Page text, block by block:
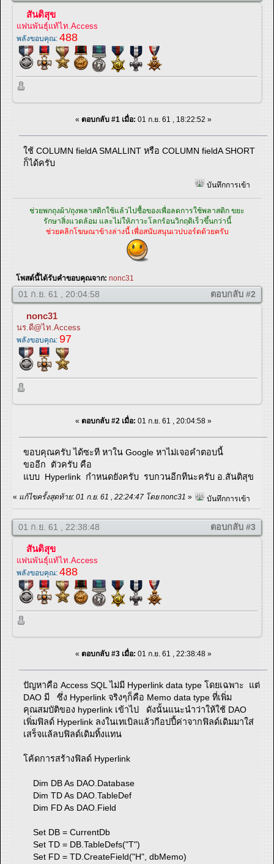
สันติสุข
แฟนพันธุ์แท้ไท.Access
พลังขอบคุณ: 488
« ตอบกลับ #1 เมื่อ: 01 ก.ย. 61 , 18:22:52 »
ใช้ COLUMN fieldA SMALLINT หรือ COLUMN fieldA SHORT
ก็ได้ครับ
บันทึกการเข้า
ช่วยพกถุงผ้า/ถุงพลาสติกใช้แล้วไปซื้อของเพื่อลดการใช้พลาสติก ขยะ
รักษาสิ่งแวดล้อม และไม่ให้ภาวะโลกร้อนวิกฤติเร็วขึ้นกว่านี้
ช่วยคลิกโฆษณาข้างล่างนี้ เพื่อสนับสนุนเวปบอร์ดด้วยครับ
โพสต์นี้ได้รับคำขอบคุณจาก: nonc31
01 ก.ย. 61 , 20:04:58 ตอบกลับ #2
nonc31
นร.ดี@ไท.Access
พลังขอบคุณ: 97
« ตอบกลับ #2 เมื่อ: 01 ก.ย. 61 , 20:04:58 »
ขอบคุณครับ ได้ซะที หาใน Google หาไม่เจอคำตอบนี้
ขออีก ตัวครับ คือ
แบบ Hyperlink กำหนดยังครับ รบกวนอีกทีนะครับ อ.สันติสุข
« แก้ไขครั้งสุดท้าย: 01 ก.ย. 61 , 22:24:47 โดย nonc31 » บันทึกการเข้า
01 ก.ย. 61 , 22:38:48 ตอบกลับ #3
สันติสุข
แฟนพันธุ์แท้ไท.Access
พลังขอบคุณ: 488
« ตอบกลับ #3 เมื่อ: 01 ก.ย. 61 , 22:38:48 »
ปัญหาคือ Access SQL ไม่มี Hyperlink data type โดยเฉพาะ แต่
DAO มี ซึ่ง Hyperlink จริงๆก็คือ Memo data type ที่เพิ่ม
คุณสมบัติของ hyperlink เข้าไป ดังนั้นแนะนำว่าให้ใช้ DAO
เพิ่มฟิลด์ Hyperlink ลงในเทเบิลแล้วกีอปปี้ค่าจากฟิลด์เดิมมาใส่
เสร็จแล้ลบฟิลด์เดิมทิ้งแทน
โค้ดการสร้างฟิลด์ Hyperlink
Dim DB As DAO.Database
Dim TD As DAO.TableDef
Dim FD As DAO.Field
Set DB = CurrentDb
Set TD = DB.TableDefs("T")
Set FD = TD.CreateField("H", dbMemo)